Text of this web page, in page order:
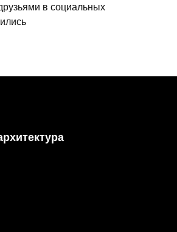
в социальных